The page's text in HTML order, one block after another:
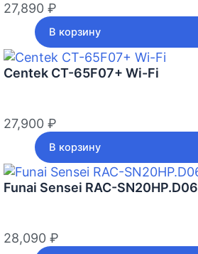
27,890 ₽
В корзину
Centek CT-65F07+ Wi-Fi
27,900 ₽
В корзину
Funai Sensei RAC-SN20HP.D06
28,090 ₽